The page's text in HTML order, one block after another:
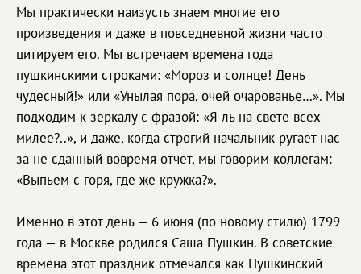
Мы практически наизусть знаем многие его
произведения и даже в повседневной жизни часто
цитируем его. Мы встречаем времена года
пушкинскими строками: «Мороз и солнце! День
чудесный!» или «Унылая пора, очей очарованье…». Мы
подходим к зеркалу с фразой: «Я ль на свете всех
милее?..», и даже, когда строгий начальник ругает нас
за не сданный вовремя отчет, мы говорим коллегам:
«Выпьем с горя, где же кружка?».
Именно в этот день — 6 июня (по новому стилю) 1799
года — в Москве родился Саша Пушкин. В советские
времена этот праздник отмечался как Пушкинский